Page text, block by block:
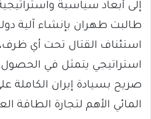
إلى أبعاد سياسية
طالبت طهران بإنشاء آلية
استئناف القتال تحت أي
استراتيجي يتمثل في الحصول
صريح بسيادة إيران الكاملة
المائي الأهم لتجارة الطاقة